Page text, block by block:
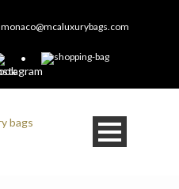
monaco@mcaluxurybags.com